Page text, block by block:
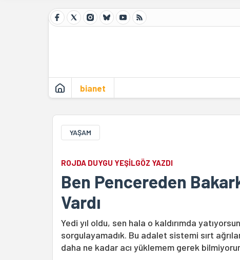
bianet
YAŞAM
ROJDA DUYGU YEŞİLGÖZ YAZDI
Ben Pencereden
Vardı
Yedi yıl oldu, sen hala o kaldırımda
sorgulayamadık. Bu adalet sistemi sırt
daha ne kadar acı yüklemem gerek